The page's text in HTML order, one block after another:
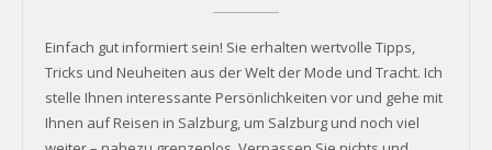
Einfach gut informiert sein! Sie erhalten wertvolle Tipps,
Tricks und Neuheiten aus der Welt der Mode und Tracht. Ich
stelle Ihnen interessante Persönlichkeiten vor und gehe mit
Ihnen auf Reisen in Salzburg, um Salzburg und noch viel